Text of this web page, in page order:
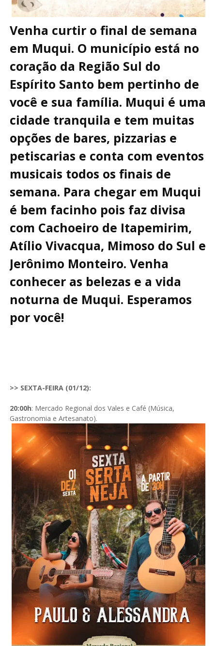
Venha curtir o final de semana
em Muqui. O município está no
coração da Região Sul do
Espírito Santo bem pertinho de
você e sua família. Muqui é uma
cidade tranquila e tem muitas
opções de bares, pizzarias e
petiscarias e conta com eventos
musicais todos os finais de
semana. Para chegar em Muqui
é bem facinho pois faz divisa
com Cachoeiro de Itapemirim,
Atílio Vivacqua, Mimoso do Sul e
Jerônimo Monteiro. Venha
conhecer as belezas e a vida
noturna de Muqui. Esperamos
por você!
>> SEXTA-FEIRA (01/12):
20:00h: Mercado Regional dos Vales e Café (Música,
Gastronomia e Artesanato).